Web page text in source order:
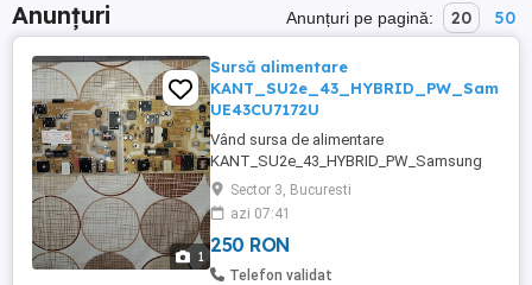
Anunțuri Anunțuri pe pagină: 20 50
1
Sursă alimentare
UE43CU7172U
Vând sursa de alimentare
KANT_SU2e_43_HYBRID_PW_Samsung
UE43CU7172U nouă si nefolosită. Am
cumpărat-o pentru Tv Smart Samsung UE
43AU7172, intrucât sursa veche avea multe
piese arse, iar cei din service mi-au spus că nu
mai poate fi reparată. După montarea sursei, tv
Sector 3, Bucuresti
azi 07:41
250 RON
Telefon validat